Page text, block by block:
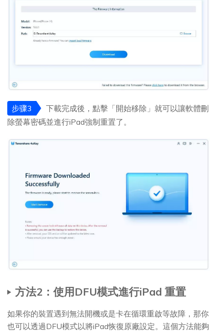
步骤3
下載完成後，點擊「開始移除」就可以讓軟體刪
除螢幕密碼並進行iPad強制重置了。
方法2：使用DFU模式進行iPad 重置
如果你的裝置遇到無法開機或是卡在循環重啟等故障，那你
也可以透過DFU模式以將iPad恢復原廠設定。這個方法能夠